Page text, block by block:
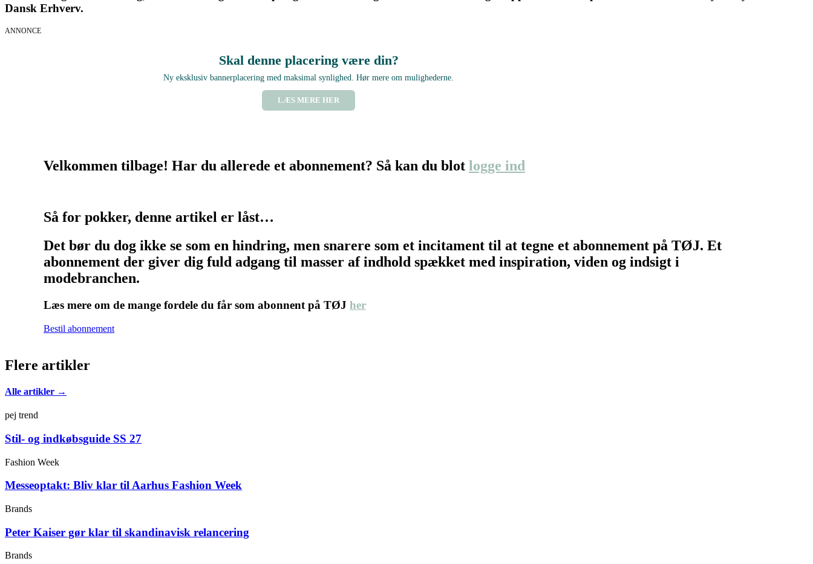
Dansk Erhverv.
ANNONCE
Skal denne placering være din?
Ny eksklusiv bannerplacering med maksimal synlighed. Hør mere om mulighederne.
LÆS MERE HER
Velkommen tilbage! Har du allerede et abonnement? Så kan du blot logge ind
Så for pokker, denne artikel er låst…
Det bør du dog ikke se som en hindring, men snarere som et incitament til at tegne et abonnement på TØJ. Et
abonnement der giver dig fuld adgang til masser af indhold spækket med inspiration, viden og indsigt i
modebranchen.
Læs mere om de mange fordele du får som abonnent på TØJ her
Bestil abonnement
Flere artikler
Alle artikler →
pej trend
Stil- og indkøbsguide SS 27
Fashion Week
Messeoptakt: Bliv klar til Aarhus Fashion Week
Brands
Peter Kaiser gør klar til skandinavisk relancering
Brands